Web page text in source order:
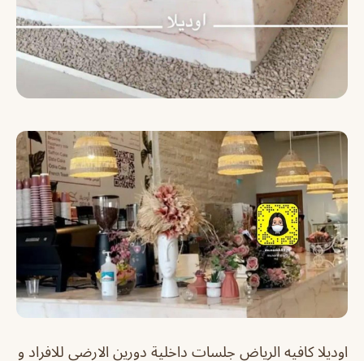
اوديلا كافيه الرياض جلسات داخلية دورين الارضي للافراد و